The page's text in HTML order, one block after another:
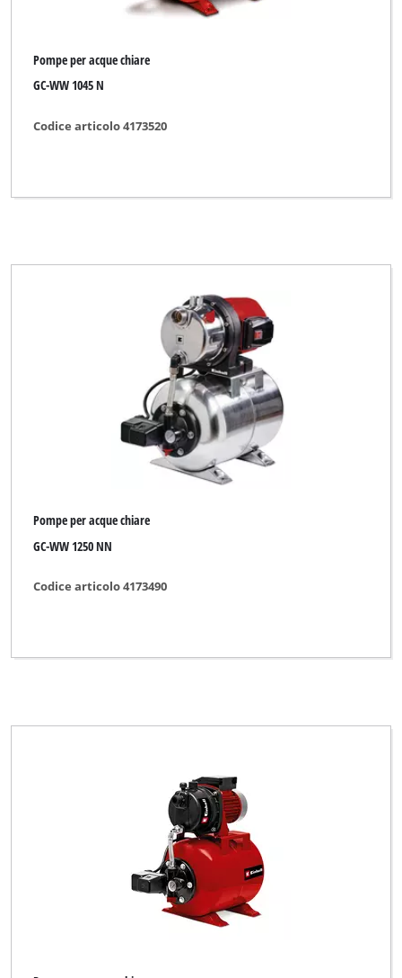
Pompe per acque chiare
GC-WW 1045 N
Codice articolo 4173520
Pompe per acque chiare
GC-WW 1250 NN
Codice articolo 4173490